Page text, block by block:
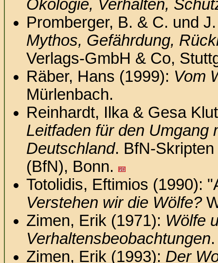
Ökologie, Verhalten,
Promberger, B. & C. und
Mythos, Gefährdung,
Verlags-GmbH & Co,
Räber, Hans (1999): Vom
Mürlenbach.
Reinhardt, Ilka & Gesa
Leitfaden für den Umgang
Deutschland. BfN-
(BfN), Bonn.
Totolidis, Eftimios (1990):
Verstehen wir die Wölfe?
Zimen, Erik (1971): Wölfe
Verhaltensbeobachtungen
Zimen, Erik (1993): Der